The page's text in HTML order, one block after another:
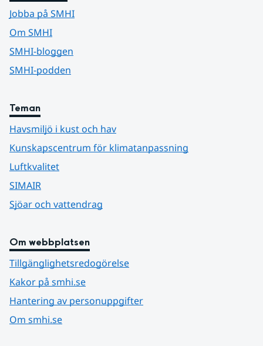
Jobba på SMHI
Om SMHI
SMHI-bloggen
SMHI-podden
Teman
Havsmiljö i kust och hav
Kunskapscentrum för klimatanpassning
Luftkvalitet
SIMAIR
Sjöar och vattendrag
Om webbplatsen
Tillgänglighetsredogörelse
Kakor på smhi.se
Hantering av personuppgifter
Om smhi.se